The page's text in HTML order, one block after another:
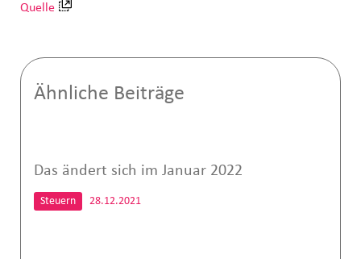
Quelle
Ähnliche Beiträge
Das ändert sich im Januar 2022
Steuern 28.12.2021